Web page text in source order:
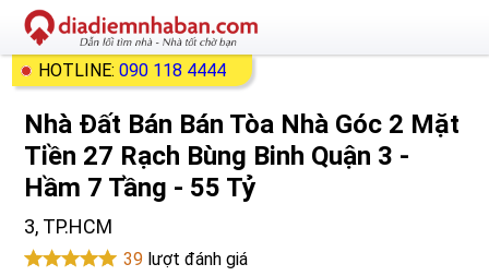
HOTLINE:090 118 4444
Nhà Đất Bán Bán Tòa Nhà Góc 2 Mặt
Tiền 27 Rạch Bùng Binh Quận 3 -
Hầm 7 Tầng - 55 Tỷ
3, TP.HCM
39 lượt đánh giá